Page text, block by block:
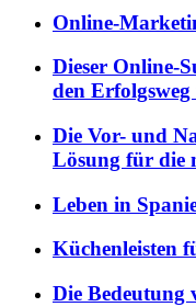
Online-
Dieser Online-
den Erfolgsweg
Die Vor- und
Lösung für die
Leben in
Küchenleisten
Die Bedeutung